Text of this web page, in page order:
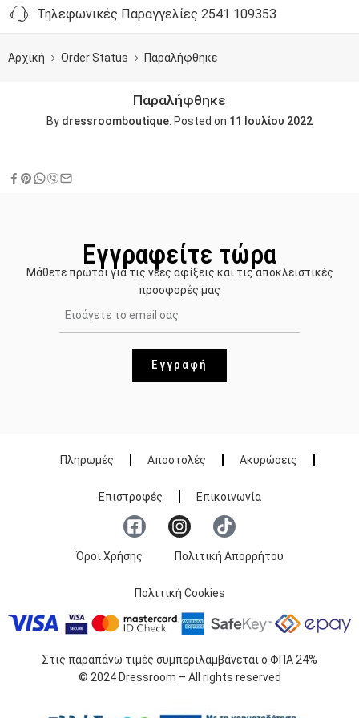
Τηλεφωνικές Παραγγελίες 2541 109353
Αρχική Order Status Παραλήφθηκε
Παραλήφθηκε
By dressroomboutique Posted on 11 Ιουλίου 2022
Εγγραφείτε τώρα
Μάθετε πρώτοι για τις νέες αφίξεις και τις αποκλειστικές
προσφορές μας
Εγγραφή
Πληρωμές Αποστολές Ακυρώσεις
Επιστροφές Επικοινωνία
Όροι Χρήσης Πολιτική Απορρήτου
Πολιτική Cookies
Στις παραπάνω τιμές συμπεριλαμβάνεται ο ΦΠΑ 24%
© 2024 Dressroom – All rights reserved